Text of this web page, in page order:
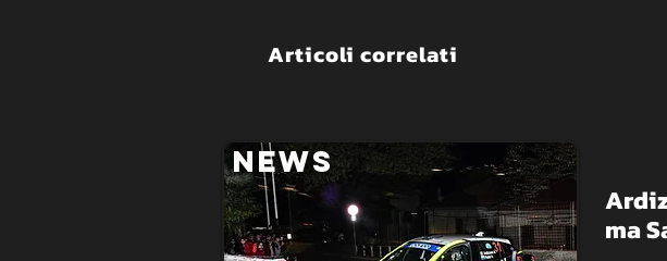
Articoli correlati
NEWS
ma